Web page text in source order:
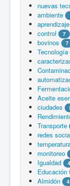
nuevas
ambiente
aprendizaje
control 7
bovinos 7
Tecnología
Aceite
ciudades
Transporte
redes
monitoreo
Igualdad 4
Educación
Almidón 4